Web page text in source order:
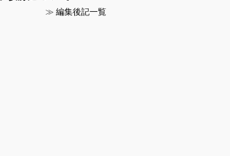
≫ 編集後記一覧